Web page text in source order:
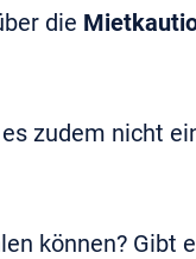
die
zudem nicht
können? Gibt